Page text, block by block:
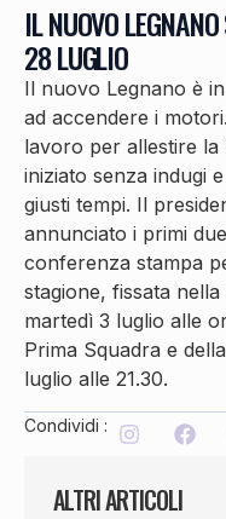
ALTRI ARTICOLI
IL NUOVO
28 LUGLIO
Il nuovo Legnano è
ad accendere i
lavoro per allestire
iniziato senza indugi
giusti tempi. Il
annunciato i primi
conferenza stampa
stagione, fissata
martedì 3 luglio alle
Prima Squadra e
luglio alle 21.30.
Condividi :